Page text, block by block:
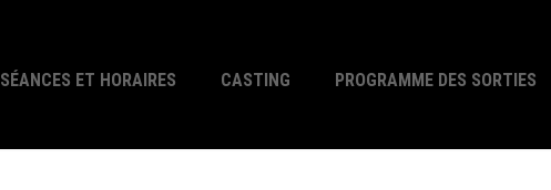
SÉANCES ET HORAIRES CASTING PROGRAMME DES SORTIES